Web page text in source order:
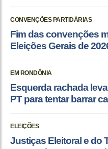
CONVENÇÕES PARTIDÁRIAS
Fim das convenções
Eleições Gerais de
EM RONDÔNIA
Esquerda rachada
PT para tentar barrar
ELEIÇÕES
Justiças Eleitoral e do